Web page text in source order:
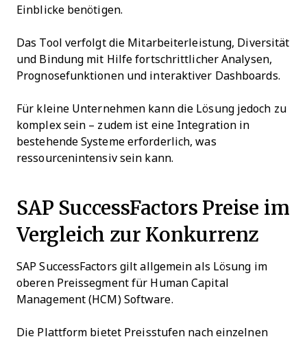
Einblicke benötigen.
Das Tool verfolgt die Mitarbeiterleistung, Diversität
und Bindung mit Hilfe fortschrittlicher Analysen,
Prognosefunktionen und interaktiver Dashboards.
Für kleine Unternehmen kann die Lösung jedoch zu
komplex sein – zudem ist eine Integration in
bestehende Systeme erforderlich, was
ressourcenintensiv sein kann.
SAP SuccessFactors Preise im
Vergleich zur Konkurrenz
SAP SuccessFactors gilt allgemein als Lösung im
oberen Preissegment für Human Capital
Management (HCM) Software.
Die Plattform bietet Preisstufen nach einzelnen